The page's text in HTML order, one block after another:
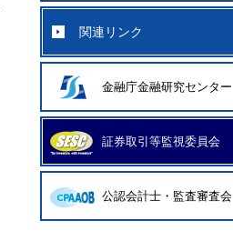
関連リンク
金融庁金融研究センター
証券取引等監視委員会
公認会計士・監査審査会